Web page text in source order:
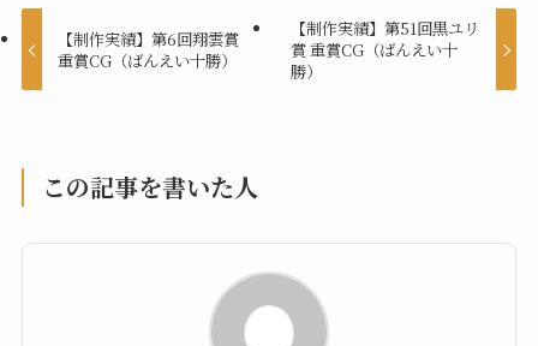
【制作実績】第6回翔雲賞
重賞CG（ばんえい十勝）
【制作実績】第51回黒ユリ
賞 重賞CG（ばんえい十
勝）
この記事を書いた人